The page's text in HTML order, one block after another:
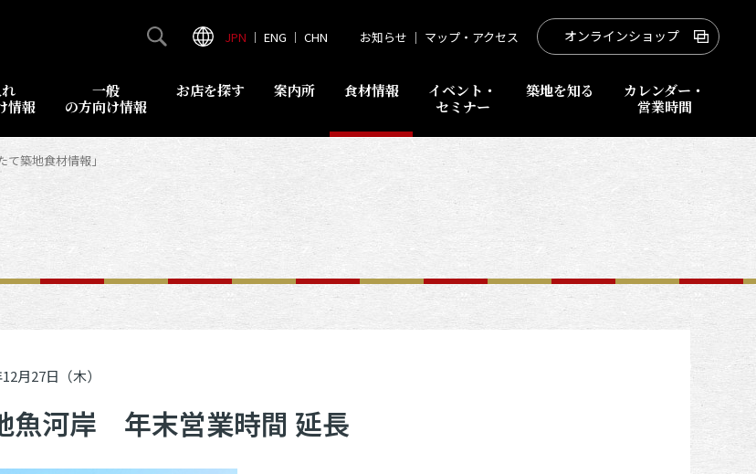
情報
一般
の方向け情報
お店を探す 案内所 食材情報
イベント・
セミナー
築地を知る
カレンダー・
営業時間
JPN ｜ ENG ｜ CHN お知らせ ｜ マップ・アクセス オンラインショップ
築地食材情報」
月27日（木）
魚河岸 年末営業時間 延長